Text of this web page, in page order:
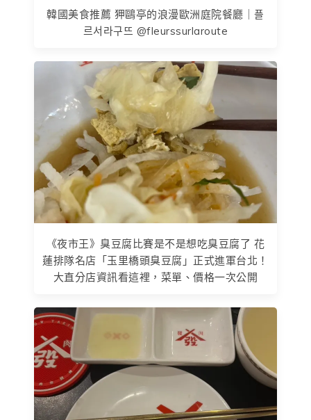
韓國美食推薦 狎鷗亭的浪漫歐洲庭院餐廳｜플
르서라구뜨 @fleurssurlaroute
《夜市王》臭豆腐比賽是不是想吃臭豆腐了 花
蓮排隊名店「玉里橋頭臭豆腐」正式進軍台北！
大直分店資訊看這裡，菜單、價格一次公開